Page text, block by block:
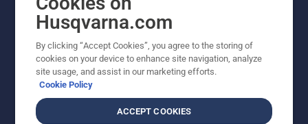
© Husqvarna AB (publ). All rights reserved. Priserna
som visas är rekommenderade cirkapriser. Alla angivna
priser är rekommenderade försäljningspriser (inkl.
Husqvarna.com
By clicking “Accept Cookies”, you agree to the storing of
cookies on your device to enhance site navigation, analyze
site usage, and assist in our marketing efforts.
Cookie Policy
ACCEPT COOKIES